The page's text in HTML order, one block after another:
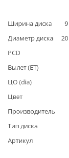
Ширина диска 9
Диаметр диска
20
PCD
Вылет (ET)
ЦО (dia)
Цвет
Производитель
Тип диска
Артикул